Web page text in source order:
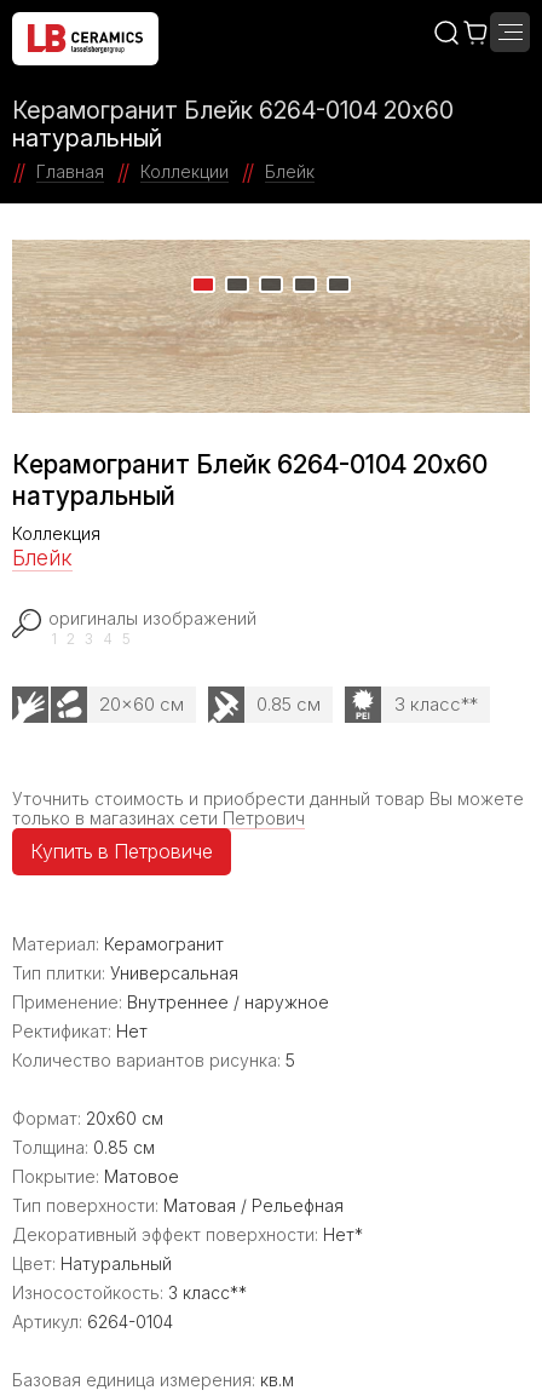
Керамогранит Блейк 6264-0104 20х60
натуральный
Главная Коллекции Блейк
Керамогранит Блейк 6264-0104 20х60
натуральный
Коллекция
Блейк
оригиналы изображений
1 2 3 4 5
20x60 см 0.85 см 3 класс**
Уточнить стоимость и приобрести данный товар Вы можете
только в магазинах сети Петрович
Купить в Петровиче
Материал: Керамогранит
Тип плитки: Универсальная
Применение: Внутреннее / наружное
Ректификат: Нет
Количество вариантов рисунка: 5
Формат: 20x60 см
Толщина: 0.85 см
Покрытие: Матовое
Тип поверхности: Матовая / Рельефная
Декоративный эффект поверхности: Нет*
Цвет: Натуральный
Износостойкость: 3 класс**
Артикул: 6264-0104
Базовая единица измерения: кв.м